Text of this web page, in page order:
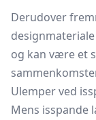
Derudover
og kan være et
Ulemper ved
Mens isspande